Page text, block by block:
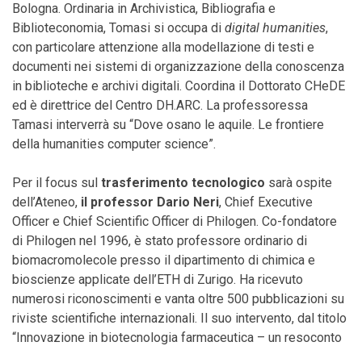
Bologna. Ordinaria in Archivistica, Bibliografia e
Biblioteconomia, Tomasi si occupa di digital humanities,
con particolare attenzione alla modellazione di testi e
documenti nei sistemi di organizzazione della conoscenza
in biblioteche e archivi digitali. Coordina il Dottorato CHeDE
ed è direttrice del Centro DH.ARC. La professoressa
Tamasi interverrà su “Dove osano le aquile. Le frontiere
della humanities computer science”.
Per il focus sul trasferimento tecnologico sarà ospite
dell’Ateneo, il professor Dario Neri, Chief Executive
Officer e Chief Scientific Officer di Philogen. Co-fondatore
di Philogen nel 1996, è stato professore ordinario di
biomacromolecole presso il dipartimento di chimica e
bioscienze applicate dell’ETH di Zurigo. Ha ricevuto
numerosi riconoscimenti e vanta oltre 500 pubblicazioni su
riviste scientifiche internazionali. Il suo intervento, dal titolo
“Innovazione in biotecnologia farmaceutica – un resoconto